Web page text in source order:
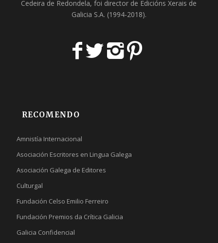
Cedeira de Redondela, foi director de Edicións Xerais de
Galicia S.A. (1994-2018).
RECOMENDO
Amnistía Internacional
Asociación Escritores en Lingua Galega
Asociación Galega de Editores
Culturgal
Fundación Celso Emilio Ferreiro
Fundación Premios da Crítica Galicia
Galicia Confidencial